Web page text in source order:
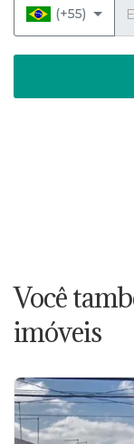
(+55)
Você
imóveis